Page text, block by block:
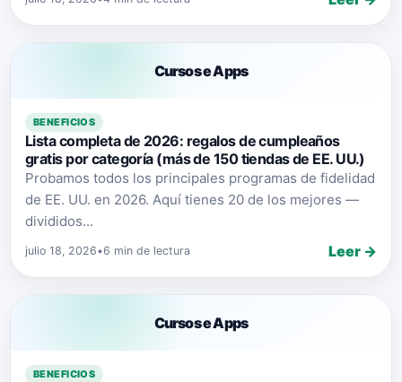
Cursos e Apps
BENEFICIOS
Lista completa de 2026: regalos de cumpleaños
gratis por categoría (más de 150 tiendas de EE. UU.)
Probamos todos los principales programas de fidelidad
de EE. UU. en 2026. Aquí tienes 20 de los mejores —
divididos...
julio 18, 2026•6 min de lectura Leer →
Cursos e Apps
BENEFICIOS